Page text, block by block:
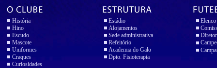
História
Hino
Escudo
Mascote
Uniformes
Craques
Curiosidades
Estádio
Alojamentos
Sede administrativa
Refeitório
Academia do Galo
Dpto. Fisioterapia
Elenco